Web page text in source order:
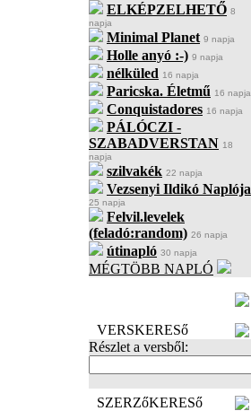
ELKÉPZELHETŐ 8
napja
Minimal Planet 9 napja
Holle anyó :-) 9 napja
nélküled 16 napja
Paricska. Életmű 16 napja
Conquistadores 16 napja
PÁLÓCZI -
SZABADVERSTAN 18
napja
szilvakék 22 napja
Vezsenyi Ildikó Naplója
25 napja
Felvil.levelek
(feladó:random) 26 napja
útinapló 30 napja
MÉGTÖBB NAPLÓ
VERSKERESő
Részlet a versből:
SZERZőKERESő